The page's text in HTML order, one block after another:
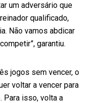
um adversário que
qualificado,
Não vamos abdicar
garantiu.
jogos sem vencer, o
voltar a vencer para
Para isso, volta a